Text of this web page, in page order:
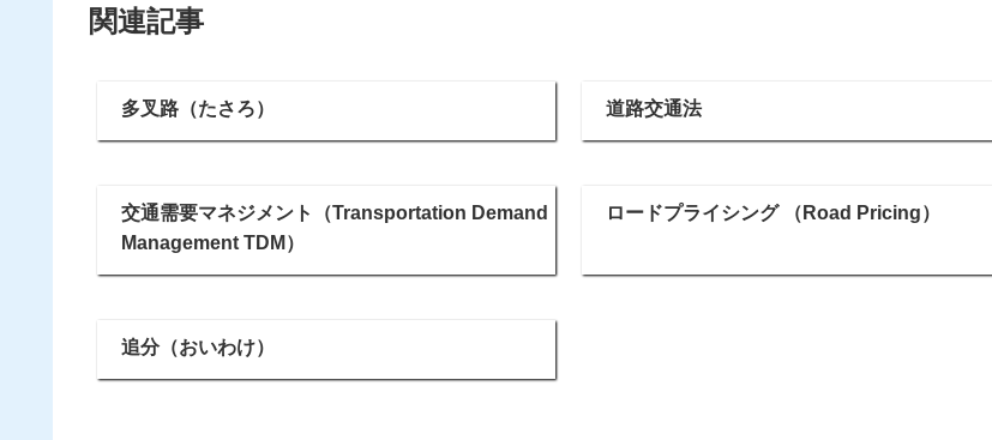
関連記事
多叉路（たさろ） 道路交通法
交通需要マネジメント（Transportation Demand
Management TDM）
ロードプライシング （Road Pricing）
追分（おいわけ）